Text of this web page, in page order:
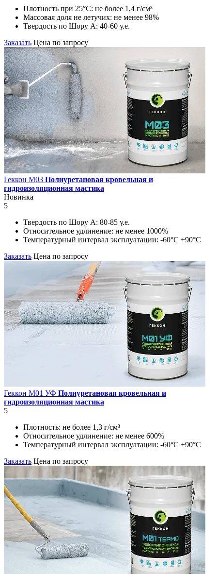
Плотность при 25°С: не более 1,4 г/см³
Массовая доля не летучих: не менее 98%
Твердость по Шору А: 40-60 у.е.
Заказать Цена по запросу
Геккон М03 Полиуретановая кровельная и
гидроизоляционная мастика
Новинка
5
Твердость по Шору А: 80-85 у.е.
Относительное удлинение: не менее 1000%
Температурный интервал эксплуатации: -60°С +90°С
Заказать Цена по запросу
Геккон М01 УФ Полиуретановая кровельная и
гидроизоляционная мастика
5
Плотность: не более 1,3 г/см³
Относительное удлинение: не менее 600%
Температурный интервал эксплуатации: -60°С +90°С
Заказать Цена по запросу